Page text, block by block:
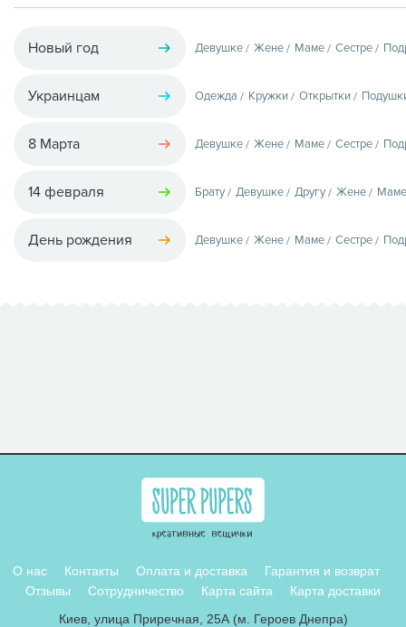
Новый год Девушке Жене Маме Сестре
Украинцам Одежда Кружки Открытки
8 Марта Девушке Жене Маме Сестре
14 февраля Брату Девушке Другу Жене Маме
День рождения Девушке Жене Маме Сестре
О нас Контакты Оплата и доставка
Гарантия и возврат
Отзывы
Сотрудничество Карта сайта
Карта доставки
Киев, улица Приречная, 25А (м. Героев Днепра)